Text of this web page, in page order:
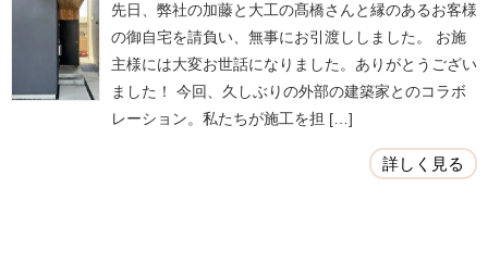
先日、弊社の加藤と大工の髙橋さんと縁のあるお客様
の御自宅を請負い、無事にお引渡ししました。 お施
主様には大変お世話になりました。ありがとうござい
ました！ 今回、久しぶりの外部の建築家とのコラボ
レーション。私たちが施工を担 […]
詳しく見る